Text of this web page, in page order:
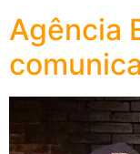
Agência